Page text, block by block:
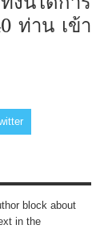
ท่าน เข้า
block about
in the